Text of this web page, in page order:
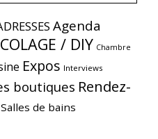
Agenda
/ DIY Chambre
Expos Interviews
boutiques Rendez-
Salles de bains